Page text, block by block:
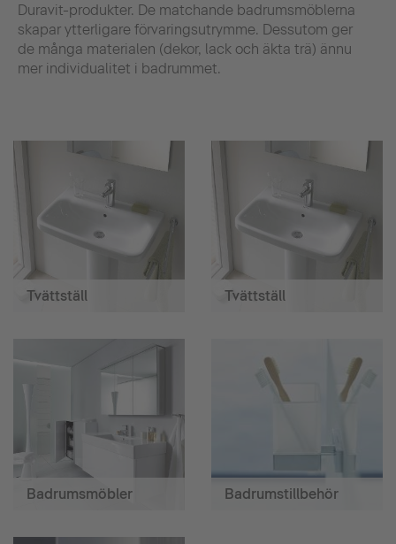
Duravit-produkter. De matchande badrumsmöblerna
skapar ytterligare förvaringsutrymme. Dessutom ger
de många materialen (dekor, lack och äkta trä) ännu
mer individualitet i badrummet.
Tvättställ Tvättställ
Badrumsmöbler Badrumstillbehör